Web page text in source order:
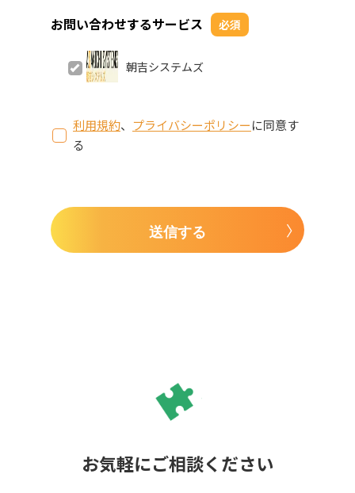
お問い合わせするサービス 必須
朝吉システムズ
利用規約、 プライバシーポリシーに同意す
る
送信する
お気軽にご相談ください